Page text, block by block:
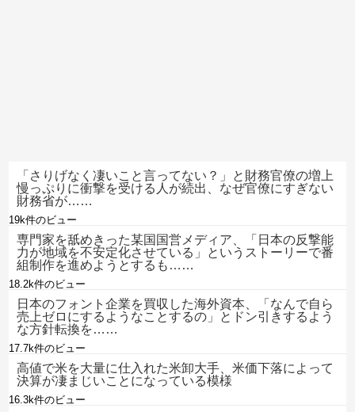
「さりげなく凄いこと言ってない？」と財務官僚の増上
慢っぷりに衝撃を受ける人が続出、なぜ官僚にすぎない
財務省が……
19k件のビュー
専門家を舐めきった某国国営メディア、「日本の反撃能
力が地域を不安定化させている」というストーリーで番
組制作を進めようとするも……
18.2k件のビュー
日本のフォント企業を買収した海外資本、「なんで自ら
売上ゼロにするようなことするの」とドン引きするよう
な方針転換を……
17.7k件のビュー
高値で米を大量に仕入れた米卸大手、米価下落によって
決算が凄まじいことになっている模様
16.3k件のビュー